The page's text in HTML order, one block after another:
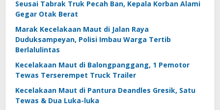
Seusai Tabrak Truk Pecah Ban, Kepala Korban Alami
Gegar Otak Berat
Marak Kecelakaan Maut di Jalan Raya
Duduksampeyan, Polisi Imbau Warga Tertib
Berlalulintas
Kecelakaan Maut di Balongpanggang, 1 Pemotor
Tewas Terserempet Truck Trailer
Kecelakaan Maut di Pantura Deandles Gresik, Satu
Tewas & Dua Luka-luka